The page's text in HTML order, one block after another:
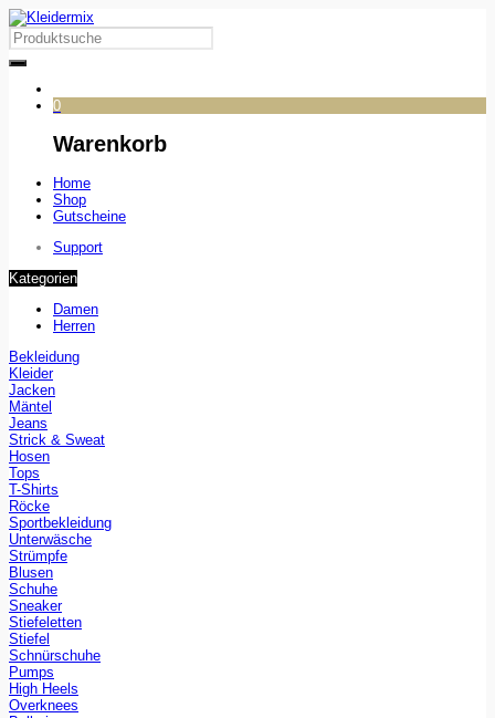
0
Warenkorb
Home
Shop
Gutscheine
Support
Kategorien
Damen
Herren
Bekleidung
Kleider
Jacken
Mäntel
Jeans
Strick & Sweat
Hosen
Tops
T-Shirts
Röcke
Sportbekleidung
Unterwäsche
Strümpfe
Blusen
Schuhe
Sneaker
Stiefeletten
Stiefel
Schnürschuhe
Pumps
High Heels
Overknees